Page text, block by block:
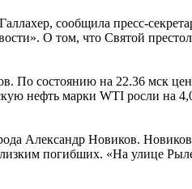
сообщила пресс-
О том, что Святой
По состоянию на 22.36 мск
нефть марки WTI росли на
Александр Новиков.
погибших. «На улице